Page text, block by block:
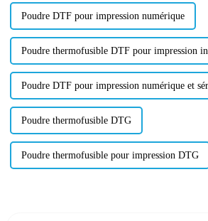
Poudre DTF pour impression numérique
Poudre thermofusible DTF pour impression
Poudre DTF pour impression numérique et
Poudre thermofusible DTG
Poudre thermofusible pour impression DTG